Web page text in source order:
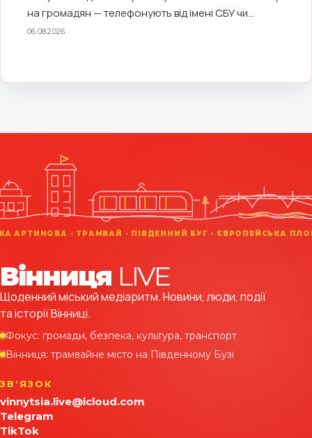
Вінниця LIVE
Щоденний міський медіаритм. Новини, люди, події
та історії Вінниці.
Фокус: громади, безпека, культура, транспорт
Вінниця: трамвайне місто на Південному Бузі
ЗВʼЯЗОК
vinnytsia.live@icloud.com
Telegram
TikTok